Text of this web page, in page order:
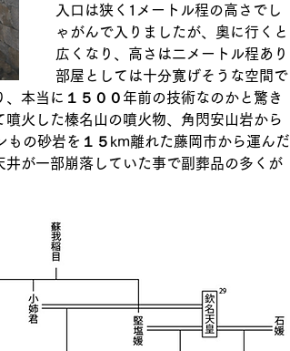
入口は狭く1メートル程の高さでし
ゃがんで入りましたが、奥に行くと
広くなり、高さは二メートル程あり
部屋としては十分寛げそうな空間で
本当に１５００年前の技術なのかと驚き
火した榛名山の噴火物、角閃安山岩から
の砂岩を１５km離れた藤岡市から運んだ
が一部崩落していた事で副葬品の多くが